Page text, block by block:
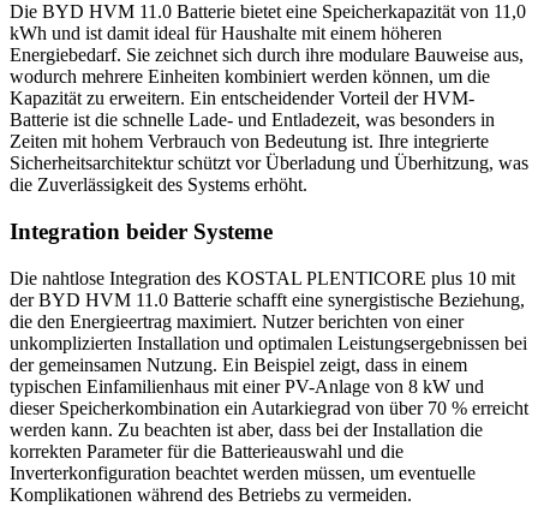
Die BYD HVM 11.0 Batterie bietet eine Speicherkapazität von 11,0
kWh und ist damit ideal für Haushalte mit einem höheren
Energiebedarf. Sie zeichnet sich durch ihre modulare Bauweise aus,
wodurch mehrere Einheiten kombiniert werden können, um die
Kapazität zu erweitern. Ein entscheidender Vorteil der HVM-
Batterie ist die schnelle Lade- und Entladezeit, was besonders in
Zeiten mit hohem Verbrauch von Bedeutung ist. Ihre integrierte
Sicherheitsarchitektur schützt vor Überladung und Überhitzung, was
die Zuverlässigkeit des Systems erhöht.
Integration beider Systeme
Die nahtlose Integration des KOSTAL PLENTICORE plus 10 mit
der BYD HVM 11.0 Batterie schafft eine synergistische Beziehung,
die den Energieertrag maximiert. Nutzer berichten von einer
unkomplizierten Installation und optimalen Leistungsergebnissen bei
der gemeinsamen Nutzung. Ein Beispiel zeigt, dass in einem
typischen Einfamilienhaus mit einer PV-Anlage von 8 kW und
dieser Speicherkombination ein Autarkiegrad von über 70 % erreicht
werden kann. Zu beachten ist aber, dass bei der Installation die
korrekten Parameter für die Batterieauswahl und die
Inverterkonfiguration beachtet werden müssen, um eventuelle
Komplikationen während des Betriebs zu vermeiden.